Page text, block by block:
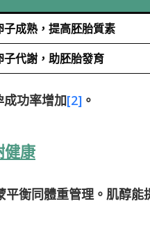
子成熟，提高胚胎質素
子代謝，助胚胎發育
功率增加[2]。
健康
衡同體重管理。肌醇